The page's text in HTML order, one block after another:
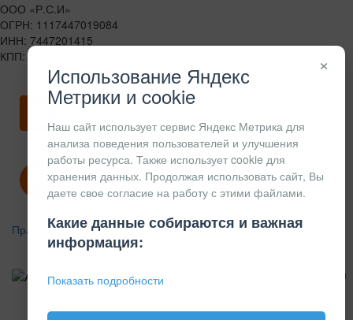
ООО «Р.С.И»
ОГРН: 1117447019084
ИНН: 7447201415
КПП: 744701001
Скачать карточку предприятия
Политика конфиденциальности
Правила возврата
КОНСТРУКЦИОННЫЙ
×
Использование Яндекс
Метрики и cookie
Наш сайт использует сервис Яндекс Метрика для
анализа поведения пользователей и улучшения
работы ресурса. Также использует cookie для
хранения данных. Продолжая использовать сайт, Вы
даете свое согласие на работу с этими файлами.
Какие данные собираются и важная
информация:
Показать подробности